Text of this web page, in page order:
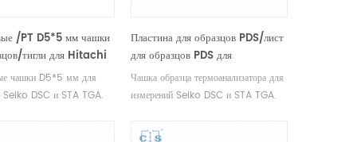
/PT D5*5 мм чашки
тигли для Hitachi
чашки D5*5 мм для
Seiko DSC и STA TGA.
Пластина для образцов PDS/лист
для образцов PDS для
термических анализаторов
Hitachi (Seiko)
Чашка образца термоанализатора для
измерений Seiko DSC и STA TGA.
для образцов.